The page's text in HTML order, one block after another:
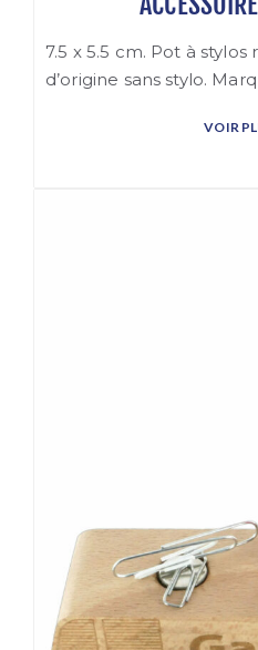
7.5 x 5.5 cm. Pot à
d’origine sans stylo.
VOIR